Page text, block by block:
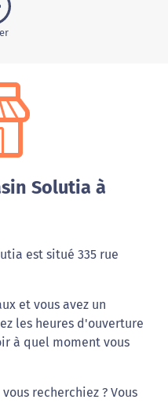
Solutia à
est situé 335 rue
et vous avez un
les heures d'ouverture
à quel moment vous
recherchiez ? Vous